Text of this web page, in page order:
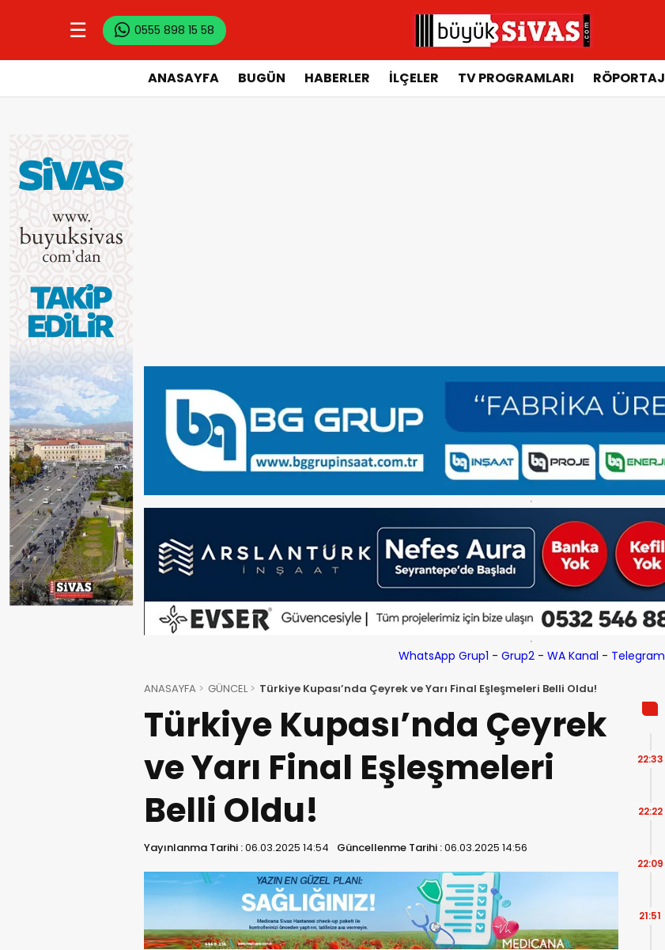
☰ 0555 898 15 58
ANASAYFA BUGÜN HABERLER İLÇELER TV PROGRAMLARI RÖPORTAJ
WhatsApp Grup1 - Grup2- WA Kanal - Telegram
ANASAYFA GÜNCEL Türkiye Kupası’nda Çeyrek ve Yarı Final Eşleşmeleri Belli Oldu!
Türkiye Kupası’nda Çeyrek
ve Yarı Final Eşleşmeleri
Belli Oldu!
Yayınlanma Tarihi :06.03.2025 14:54 Güncellenme Tarihi :06.03.2025 14:56
22:33
22:22
22:09
21:51